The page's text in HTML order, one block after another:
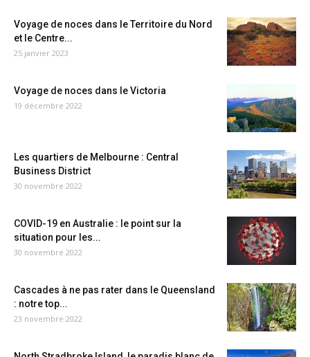
Voyage de noces dans le Territoire du Nord
et le Centre...
25 janvier 2023
Voyage de noces dans le Victoria
19 décembre 2022
Les quartiers de Melbourne : Central
Business District
30 novembre 2022
COVID-19 en Australie : le point sur la
situation pour les...
30 novembre 2022
Cascades à ne pas rater dans le Queensland
: notre top...
23 novembre 2022